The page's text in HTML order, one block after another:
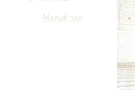
Малый зал